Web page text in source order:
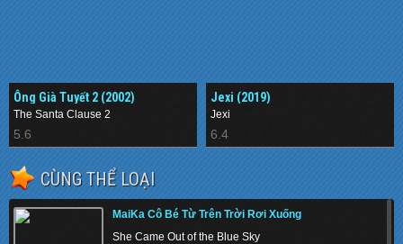
Ông Già Tuyết 2 (2002)
The Santa Clause 2
5.6
Jexi (2019)
Jexi
6.4
CÙNG THỂ LOẠI
MaiKa Cô Bé Từ Trên Trời Rơi Xuống
She Came Out of the Blue Sky